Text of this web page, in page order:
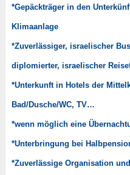
*Gepäckträger in den
Klimaanlage
*Zuverlässiger, israelischer
diplomierter, israelischer
*Unterkunft in Hotels der
Bad/Dusche/WC, TV…
*wenn möglich eine
*Unterbringung bei
*Zuverlässige Organisation